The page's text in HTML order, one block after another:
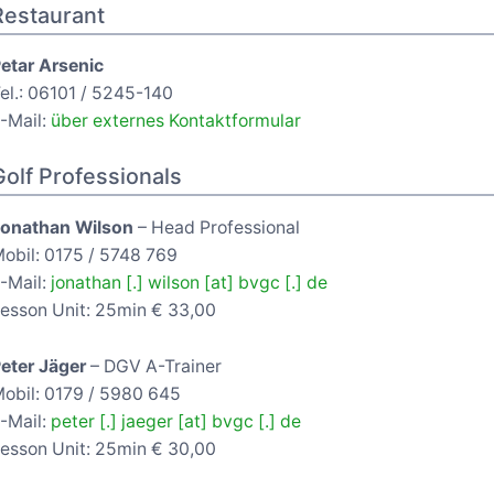
Arsenic
06101 / 5245-140
Mail: über externes Kontaktformular
Professionals
Wilson – Head Professional
0175 / 5748 769
Mail: jonathan [.] wilson [at] bvgc [.] de
Unit: 25min € 33,00
Jäger– DGV A-Trainer
0179 / 5980 645
Mail: peter [.] jaeger [at] bvgc [.] de
Unit: 25min € 30,00